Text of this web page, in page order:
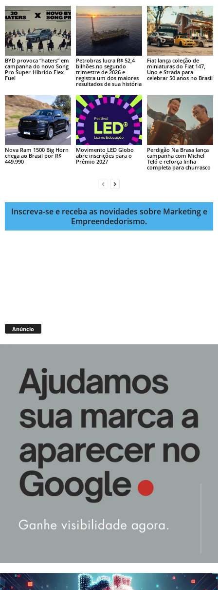
BYD provoca “haters” em
campanha do novo Song
Pro Super-Híbrido Flex
Fuel
Petrobras lucra R$ 52,4
bilhões no segundo
trimestre de 2026 e
registra um dos maiores
resultados de sua história
Fiat lança coleção de
miniaturas do Fiat 147,
Uno e Strada para
celebrar 50 anos no Brasil
Nova Ram 1500 Big Horn
chega ao Brasil por R$
449.990
Movimento LED Globo
abre inscrições para o
Prêmio 2027
Perdigão Na Brasa lança
campanha com Michel
Teló e reforça linha
completa para churrasco
Inscreva-se e receba as novidades sobre Marketing e
Empreendedorismo.
Anúncio